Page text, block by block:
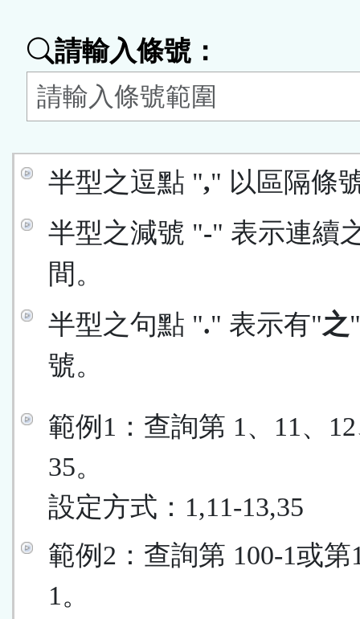
按
鈕
請輸入條號：
半型之逗點 "," 以區隔條
半型之減號 "-" 表示連續
間。
半型之句點 "." 表示有"之
號。
範例1：查詢第 1、11、
35。
設定方式：1,11-13,35
範例2：查詢第 100-1或第
1。